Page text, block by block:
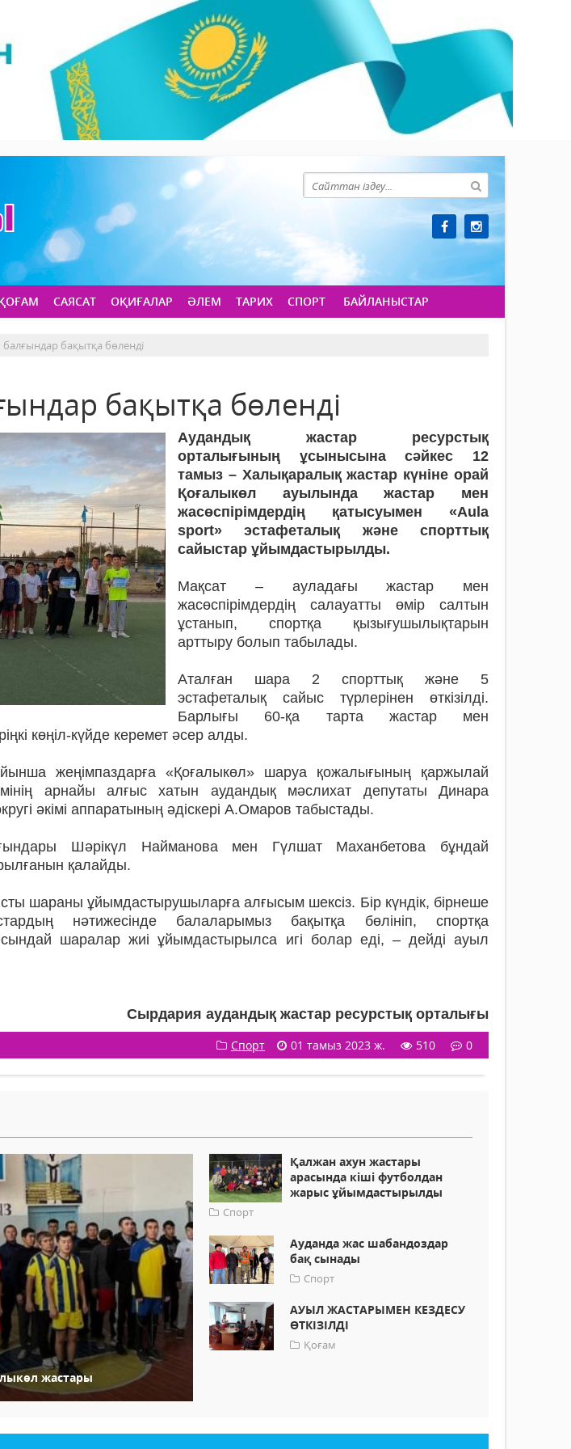
САЯСАТ ОҚИҒАЛАР ӘЛЕМ ТАРИХ СПОРТ БАЙЛАНЫСТАР
балғындар бақытқа бөленді
бақытқа бөленді
Аудандық жастар ресурстық
орталығының ұсынысына сәйкес 12
тамыз – Халықаралық жастар күніне орай
Қоғалыкөл ауылында жастар мен
жасөспірімдердің қатысуымен «Aula
sport» эстафеталық және спорттық
сайыстар ұйымдастырылды.
Мақсат – ауладағы жастар мен
жасөспірімдердің салауатты өмір салтын
ұстанып, спортқа қызығушылықтарын
арттыру болып табылады.
Аталған шара 2 спорттық және 5
эстафеталық сайыс түрлерінен өткізілді.
Барлығы 60-қа тарта жастар мен
көңіл-күйде керемет әсер алды.
жеңімпаздарға «Қоғалыкөл» шаруа қожалығының қаржылай
арнайы алғыс хатын аудандық мәслихат депутаты Динара
әкімі аппаратының әдіскері А.Омаров табыстады.
Шәрікүл Найманова мен Гүлшат Маханбетова бұндай
қалайды.
шараны ұйымдастырушыларға алғысым шексіз. Бір күндік, бірнеше
нәтижесінде балаларымыз бақытқа бөлініп, спортқа
шаралар жиі ұйымдастырылса игі болар еді, – дейді ауыл
Сырдария аудандық жастар ресурстық орталығы
Спорт 01 тамыз 2023 ж. 510 0
жастары
Қалжан ахун жастары
арасында кіші футболдан
жарыс ұйымдастырылды
Спорт
Ауданда жас шабандоздар
бақ сынады
Спорт
АУЫЛ ЖАСТАРЫМЕН КЕЗДЕСУ
ӨТКІЗІЛДІ
Қоғам